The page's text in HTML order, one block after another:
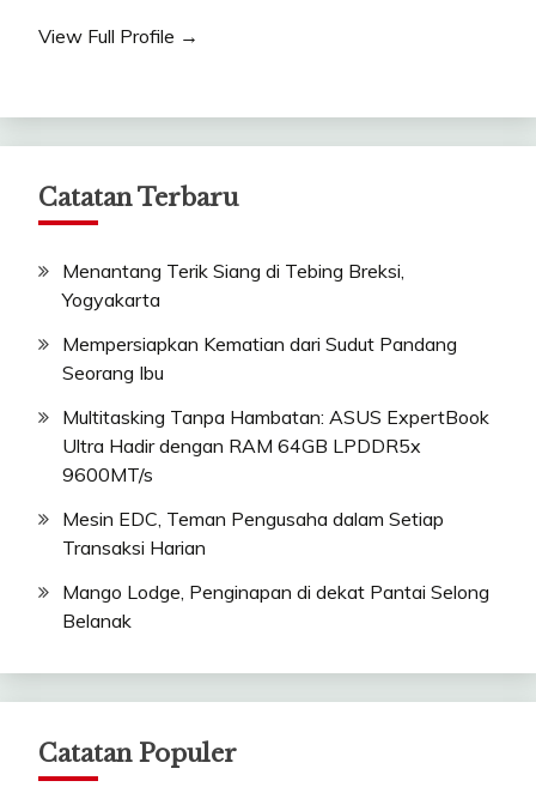
View Full Profile →
Catatan Terbaru
Menantang Terik Siang di Tebing Breksi,
Yogyakarta
Mempersiapkan Kematian dari Sudut Pandang
Seorang Ibu
Multitasking Tanpa Hambatan: ASUS ExpertBook
Ultra Hadir dengan RAM 64GB LPDDR5x
9600MT/s
Mesin EDC, Teman Pengusaha dalam Setiap
Transaksi Harian
Mango Lodge, Penginapan di dekat Pantai Selong
Belanak
Catatan Populer